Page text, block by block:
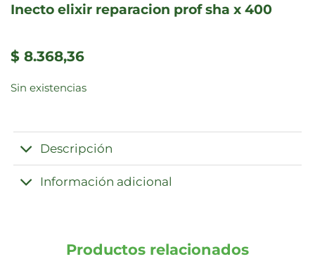
inecto elixir reparacion prof sha x 400
$ 8.368,36
Sin existencias
Descripción
Información adicional
Productos relacionados